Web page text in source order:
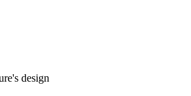
design